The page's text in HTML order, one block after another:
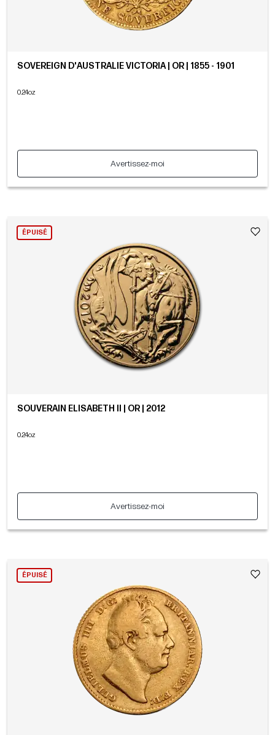
SOVEREIGN D'AUSTRALIE VICTORIA | OR | 1855 - 1901
0.24oz
Avertissez-moi
ÉPUISÉ
SOUVERAIN ELISABETH II | OR | 2012
0.24oz
Avertissez-moi
ÉPUISÉ